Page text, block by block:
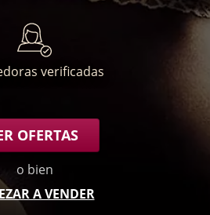
verificadas
OFERTAS
o bien
A VENDER